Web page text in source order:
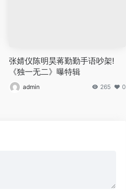
张婧仪陈明昊蒋勤勤手语吵架!
《独一无二》曝特辑
admin 265 0